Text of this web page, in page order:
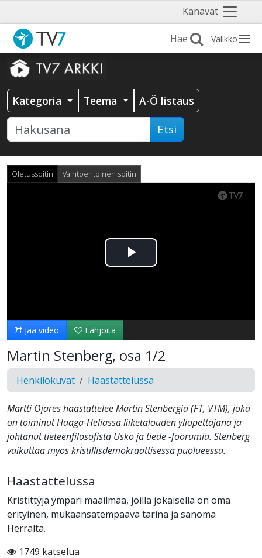
Kanavat Näytä
valikko
Valikko
Kategoria Teema A-Ö listaus
Etsi
Oletussoitin Vaihtoehtoinen soitin
Toista
Jaa video Lahjoita
Martin Stenberg, osa 1/2
Henkilökuvat Haastattelussa
Martti Ojares haastattelee Martin Stenbergiä (FT, VTM), joka
on toiminut Haaga-Heliassa liiketalouden yliopettajana ja
johtanut tieteenfilosofista Usko ja tiede -foorumia. Stenberg
vaikuttaa myös kristillisdemokraattisessa puolueessa.
Haastattelussa
Kristittyjä ympäri maailmaa, joilla jokaisella on oma
erityinen, mukaansatempaava tarina ja sanoma
Herralta.
1749 katselua